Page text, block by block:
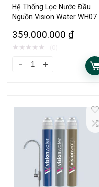
Hệ Thống Lọc Nước Đầu
Nguồn Vision Water WH07
359.000.000₫
★ ★ ★ ★ ★